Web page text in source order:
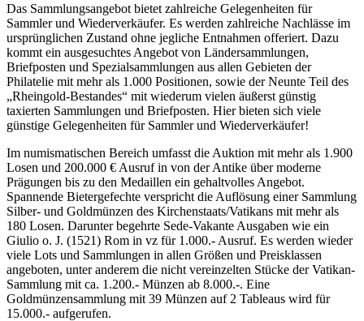
Das Sammlungsangebot bietet zahlreiche Gelegenheiten für
Sammler und Wiederverkäufer. Es werden zahlreiche Nachlässe im
ursprünglichen Zustand ohne jegliche Entnahmen offeriert. Dazu
kommt ein ausgesuchtes Angebot von Ländersammlungen,
Briefposten und Spezialsammlungen aus allen Gebieten der
Philatelie mit mehr als 1.000 Positionen, sowie der Neunte Teil des
„Rheingold-Bestandes“ mit wiederum vielen äußerst günstig
taxierten Sammlungen und Briefposten. Hier bieten sich viele
günstige Gelegenheiten für Sammler und Wiederverkäufer!
Im numismatischen Bereich umfasst die Auktion mit mehr als 1.900
Losen und 200.000 € Ausruf in von der Antike über moderne
Prägungen bis zu den Medaillen ein gehaltvolles Angebot.
Spannende Bietergefechte verspricht die Auflösung einer Sammlung
Silber- und Goldmünzen des Kirchenstaats/Vatikans mit mehr als
180 Losen. Darunter begehrte Sede-Vakante Ausgaben wie ein
Giulio o. J. (1521) Rom in vz für 1.000.- Ausruf. Es werden wieder
viele Lots und Sammlungen in allen Größen und Preisklassen
angeboten, unter anderem die nicht vereinzelten Stücke der Vatikan-
Sammlung mit ca. 1.200.- Münzen ab 8.000.-. Eine
Goldmünzensammlung mit 39 Münzen auf 2 Tableaus wird für
15.000.- aufgerufen.